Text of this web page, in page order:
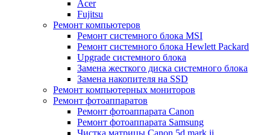
Acer
Fujitsu
Ремонт компьютеров
Ремонт системного блока MSI
Ремонт системного блока Hewlett Packard
Upgrade системного блока
Замена жесткого диска системного блока
Замена накопителя на SSD
Ремонт компьютерных мониторов
Ремонт фотоаппаратов
Ремонт фотоаппарата Canon
Ремонт фотоаппарата Samsung
Чистка матрицы Canon 5d mark ii